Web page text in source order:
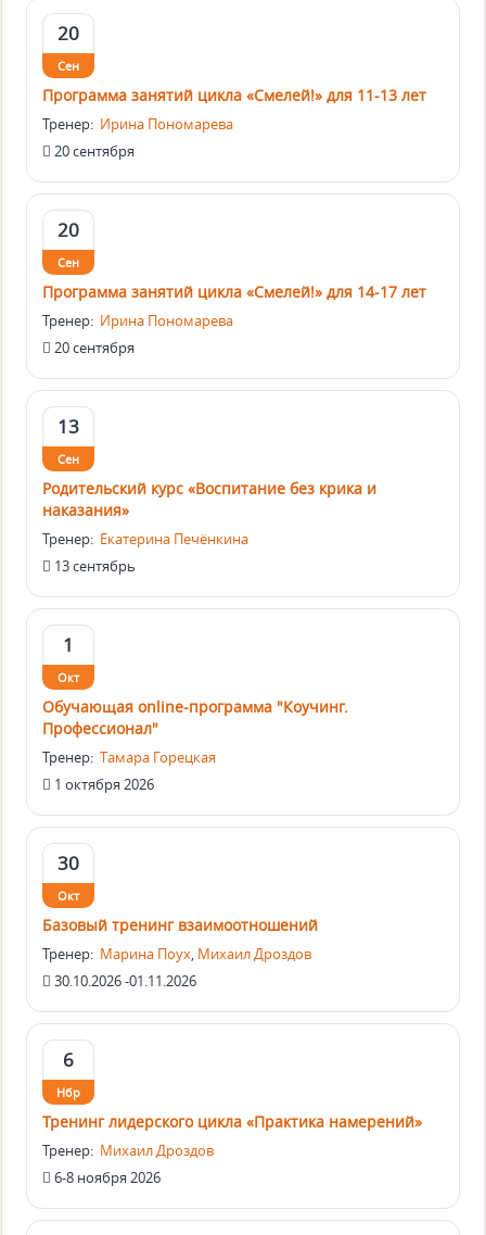
20
Сен
Программа занятий цикла «Смелей!» для 11-13 лет
Тренер: Ирина Пономарева
20 сентября
20
Сен
Программа занятий цикла «Смелей!» для 14-17 лет
Тренер: Ирина Пономарева
20 сентября
13
Сен
Родительский курс «Воспитание без крика и
наказания»
Тренер: Екатерина Печёнкина
13 сентябрь
1
Окт
Обучающая online-программа "Коучинг.
Профессионал"
Тренер: Тамара Горецкая
1 октября 2026
30
Окт
Базовый тренинг взаимоотношений
Тренер: Марина Поух, Михаил Дроздов
30.10.2026 -01.11.2026
6
Нбр
Тренинг лидерского цикла «Практика намерений»
Тренер: Михаил Дроздов
6-8 ноября 2026